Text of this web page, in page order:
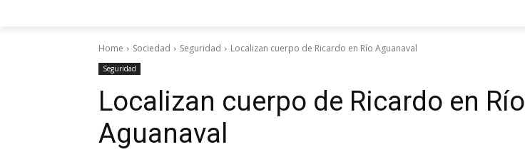
Home Sociedad Seguridad Localizan cuerpo de Ricardo en Río Aguanaval
Seguridad
Localizan cuerpo de Ricardo en Río
Aguanaval